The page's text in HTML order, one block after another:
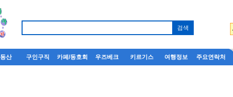
산 구인구직 카페/동호회 우즈베크 키르기스 여행정보 주요연락처